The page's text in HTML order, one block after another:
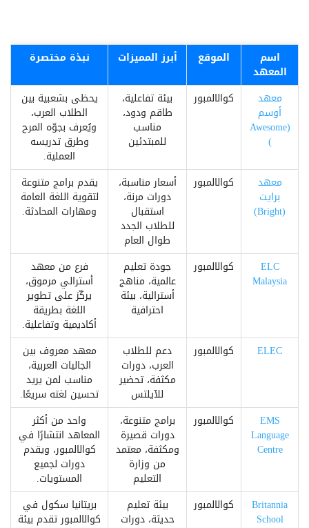
اسم
المعهد
الموقع أبرز المميزات نبذة مختصرة
معهد
أوسم
(Awesome
)
كوالالمبور بيئة تفاعلية،
طاقم ودود،
مناسب
للمبتدئين
يحظى بشعبية بين
الطلاب العرب،
ويُعرف بجوّه المرح
وطرق تدريسه
العملية.
معهد
برايت
(Bright)
كوالالمبور أسعار مناسبة،
دورات مرنة،
استقبال
للطلاب الجدد
طوال العام
يقدم برامج متنوعة
لتقوية اللغة العامة
ومهارات المحادثة.
ELC
Malaysia
كوالالمبور جودة تعليم
عالمية، مناهج
أسترالية، بيئة
احترافية
فرع من معهد
أسترالي مرموق،
يركّز على تطوير
اللغة بطريقة
أكاديمية وتفاعلية.
ELEC
كوالالمبور دعم للطلاب
العرب، دورات
مكثفة، تحضير
للآيلتس
معهد معروف بين
الجاليات العربية،
مناسب لمن يريد
تحسين لغته سريعًا.
EMS
Language
Centre
كوالالمبور برامج متنوعة،
دورات قصيرة
ومكثفة، معتمد
من وزارة
التعليم
واحد من أكثر
المعاهد انتشارًا في
كوالالمبور، ويقدم
دورات لجميع
المستويات.
Britannia
School
كوالالمبور بيئة تعليم
حديثة، دورات
بريتانيا سكول في
كوالالمبور تقدم بيئة